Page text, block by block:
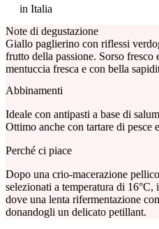
in Italia
Note di degustazione
Giallo paglierino con riflessi
frutto della passione. Sorso
mentuccia fresca e con bella
Abbinamenti
Ideale con antipasti a base di
Ottimo anche con tartare di pesce
Perché ci piace
Dopo una crio-macerazione
selezionati a temperatura di
dove una lenta rifermentazione
donandogli un delicato petillant.